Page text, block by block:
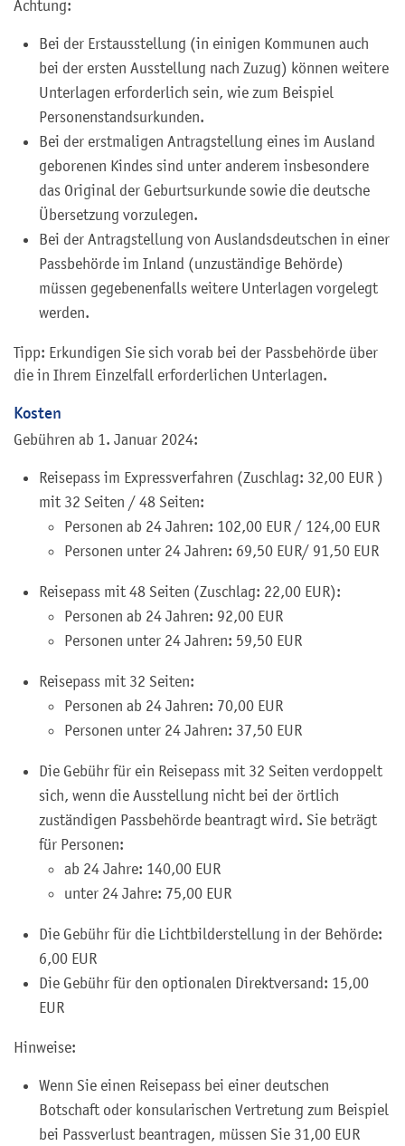
Achtung:
Bei der Erstausstellung (in einigen Kommunen auch
bei der ersten Ausstellung nach Zuzug) können weitere
Unterlagen erforderlich sein, wie zum Beispiel
Personenstandsurkunden.
Bei der erstmaligen Antragstellung eines im Ausland
geborenen Kindes sind unter anderem insbesondere
das Original der Geburtsurkunde sowie die deutsche
Übersetzung vorzulegen.
Bei der Antragstellung von Auslandsdeutschen in einer
Passbehörde im Inland (unzuständige Behörde)
müssen gegebenenfalls weitere Unterlagen vorgelegt
werden.
Tipp: Erkundigen Sie sich vorab bei der Passbehörde über
die in Ihrem Einzelfall erforderlichen Unterlagen.
Kosten
Gebühren ab 1. Januar 2024:
Reisepass im Expressverfahren (Zuschlag: 32,00 EUR )
mit 32 Seiten / 48 Seiten:
Personen ab 24 Jahren: 102,00 EUR / 124,00 EUR
Personen unter 24 Jahren: 69,50 EUR/ 91,50 EUR
Reisepass mit 48 Seiten (Zuschlag: 22,00 EUR):
Personen ab 24 Jahren: 92,00 EUR
Personen unter 24 Jahren: 59,50 EUR
Reisepass mit 32 Seiten:
Personen ab 24 Jahren: 70,00 EUR
Personen unter 24 Jahren: 37,50 EUR
Die Gebühr für ein Reisepass mit 32 Seiten verdoppelt
sich, wenn die Ausstellung nicht bei der örtlich
zuständigen Passbehörde beantragt wird. Sie beträgt
für Personen:
ab 24 Jahre: 140,00 EUR
unter 24 Jahre: 75,00 EUR
Die Gebühr für die Lichtbilderstellung in der Behörde:
6,00 EUR
Die Gebühr für den optionalen Direktversand: 15,00
EUR
Hinweise:
Wenn Sie einen Reisepass bei einer deutschen
Botschaft oder konsularischen Vertretung zum Beispiel
bei Passverlust beantragen, müssen Sie 31,00 EUR